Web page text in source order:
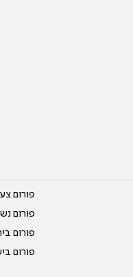
פורום
פורום
פורום
פורום